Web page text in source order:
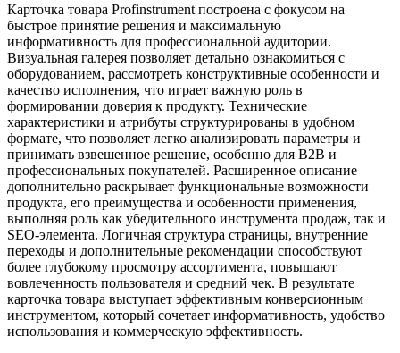
Карточка товара Profinstrument построена с фокусом на
быстрое принятие решения и максимальную
информативность для профессиональной аудитории.
Визуальная галерея позволяет детально ознакомиться с
оборудованием, рассмотреть конструктивные особенности и
качество исполнения, что играет важную роль в
формировании доверия к продукту. Технические
характеристики и атрибуты структурированы в удобном
формате, что позволяет легко анализировать параметры и
принимать взвешенное решение, особенно для B2B и
профессиональных покупателей. Расширенное описание
дополнительно раскрывает функциональные возможности
продукта, его преимущества и особенности применения,
выполняя роль как убедительного инструмента продаж, так и
SEO-элемента. Логичная структура страницы, внутренние
переходы и дополнительные рекомендации способствуют
более глубокому просмотру ассортимента, повышают
вовлеченность пользователя и средний чек. В результате
карточка товара выступает эффективным конверсионным
инструментом, который сочетает информативность, удобство
использования и коммерческую эффективность.